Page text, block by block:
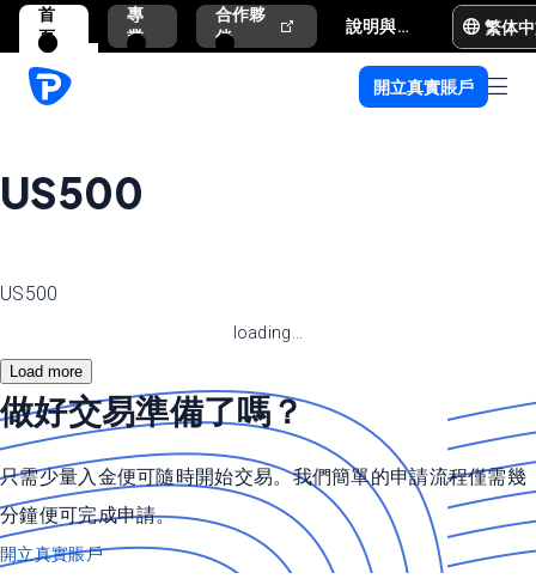
首
頁
專
業
合作夥
伴
說明與支援 繁体
開立真實賬戶
US500
US500
loading...
Load more
做好交易準備了嗎？
只需少量入金便可隨時開始交易。我們簡單的申請流程僅需幾
分鐘便可完成申請。
開立真實賬戶